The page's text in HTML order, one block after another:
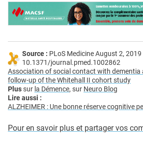
Source : PLoS Medicine August 2, 2019
10.1371/journal.pmed.1002862
Association of social contact with dementia
follow-up of the Whitehall II cohort study
Plussur la Démence, sur Neuro Blog
Lire aussi :
ALZHEIMER : Une bonne réserve cognitive
Pour en savoir plus et partager vos